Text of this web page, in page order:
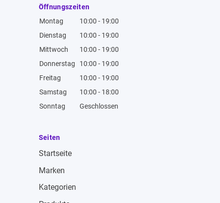
Öffnungszeiten
Montag
10:00 - 19:00
Dienstag
10:00 - 19:00
Mittwoch
10:00 - 19:00
Donnerstag
10:00 - 19:00
Freitag
10:00 - 19:00
Samstag
10:00 - 18:00
Sonntag
Geschlossen
Seiten
Startseite
Marken
Kategorien